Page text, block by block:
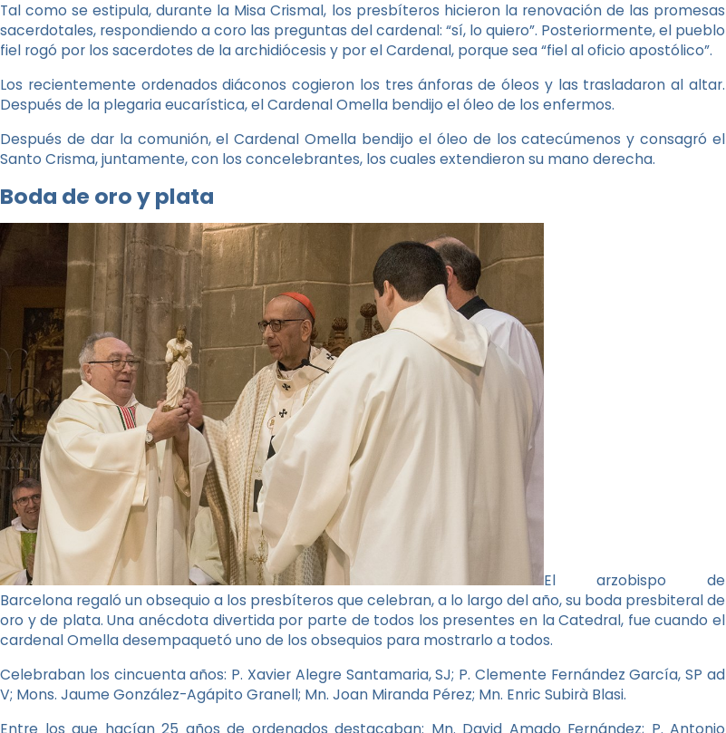
Tal como se estipula, durante la Misa Crismal, los presbíteros hicieron la renovación de las promesas
sacerdotales, respondiendo a coro las preguntas del cardenal: “sí, lo quiero”. Posteriormente, el pueblo
fiel rogó por los sacerdotes de la archidiócesis y por el Cardenal, porque sea “fiel al oficio apostólico”.
Los recientemente ordenados diáconos cogieron los tres ánforas de óleos y las trasladaron al altar.
Después de la plegaria eucarística, el Cardenal Omella bendijo el óleo de los enfermos.
Después de dar la comunión, el Cardenal Omella bendijo el óleo de los catecúmenos y consagró el
Santo Crisma, juntamente, con los concelebrantes, los cuales extendieron su mano derecha.
Boda de oro y plata
El arzobispo de
Barcelona regaló un obsequio a los presbíteros que celebran, a lo largo del año, su boda presbiteral de
oro y de plata. Una anécdota divertida por parte de todos los presentes en la Catedral, fue cuando el
cardenal Omella desempaquetó uno de los obsequios para mostrarlo a todos.
Celebraban los cincuenta años: P. Xavier Alegre Santamaria, SJ; P. Clemente Fernández García, SP ad
V; Mons. Jaume González-Agápito Granell; Mn. Joan Miranda Pérez; Mn. Enric Subirà Blasi.
Entre los que hacían 25 años de ordenados destacaban: Mn. David Amado Fernández; P. Antonio